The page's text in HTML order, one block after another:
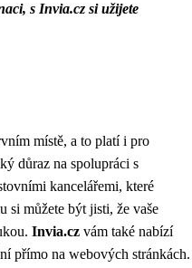
s Invia.cz si užijete
místě, a to platí i pro
důraz na spolupráci s
kancelářemi, které
si můžete být jisti, že vaše
Invia.cz vám také nabízí
přímo na webových stránkách.